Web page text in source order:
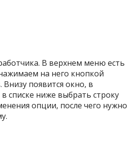
В верхнем меню есть
на него кнопкой
появится окно, в
списке ниже выбрать строку
опции, после чего нужно